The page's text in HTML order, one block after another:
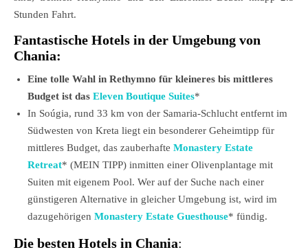
Stunden Fahrt.
Fantastische Hotels in der Umgebung von
Chania:
Eine tolle Wahl in Rethymno für kleineres bis mittleres
Budget ist das Eleven Boutique Suites*
In Soúgia, rund 33 km von der Samaria-Schlucht entfernt im
Südwesten von Kreta liegt ein besonderer Geheimtipp für
mittleres Budget, das zauberhafte Monastery Estate
Retreat* (MEIN TIPP) inmitten einer Olivenplantage mit
Suiten mit eigenem Pool. Wer auf der Suche nach einer
günstigeren Alternative in gleicher Umgebung ist, wird im
dazugehörigen Monastery Estate Guesthouse* fündig.
Die besten Hotels in Chania: